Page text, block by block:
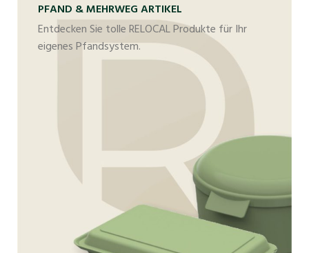
PFAND & MEHRWEG ARTIKEL
Entdecken Sie tolle RELOCAL Produkte für Ihr
eigenes Pfandsystem.